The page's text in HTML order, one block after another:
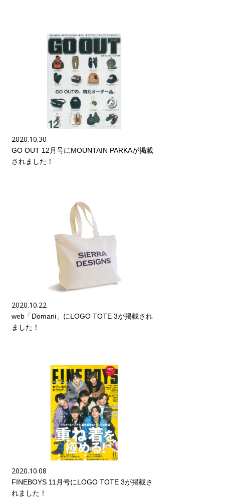
2020.10.30
GO OUT 12月号にMOUNTAIN PARKAが掲載
されました！
2020.10.22
web「Domani」にLOGO TOTE 3が掲載され
ました！
2020.10.08
FINEBOYS 11月号にLOGO TOTE 3が掲載さ
れました！